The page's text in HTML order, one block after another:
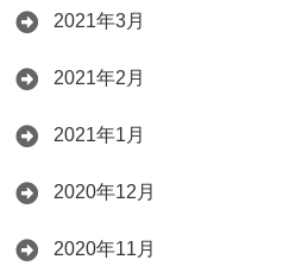
2021年3月
2021年2月
2021年1月
2020年12月
2020年11月